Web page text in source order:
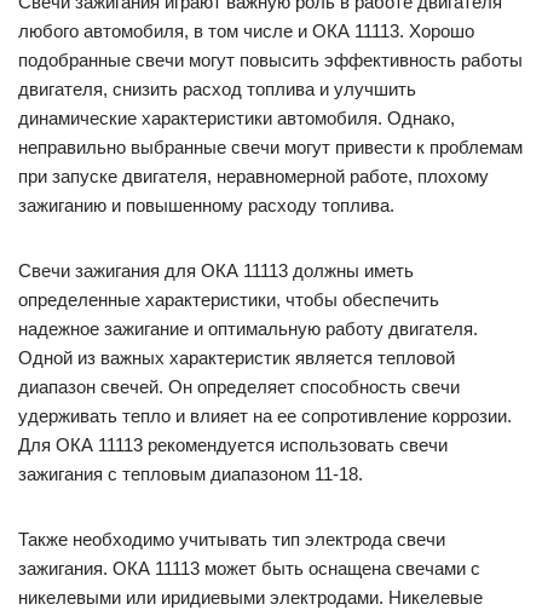
любого автомобиля, в том числе и ОКА 11113. Хорошо
подобранные свечи могут повысить эффективность работы
двигателя, снизить расход топлива и улучшить
динамические характеристики автомобиля. Однако,
неправильно выбранные свечи могут привести к проблемам
при запуске двигателя, неравномерной работе, плохому
зажиганию и повышенному расходу топлива.
Свечи зажигания для ОКА 11113 должны иметь
определенные характеристики, чтобы обеспечить
надежное зажигание и оптимальную работу двигателя.
Одной из важных характеристик является тепловой
диапазон свечей. Он определяет способность свечи
удерживать тепло и влияет на ее сопротивление коррозии.
Для ОКА 11113 рекомендуется использовать свечи
зажигания с тепловым диапазоном 11-18.
Также необходимо учитывать тип электрода свечи
зажигания. ОКА 11113 может быть оснащена свечами с
никелевыми или иридиевыми электродами. Никелевые